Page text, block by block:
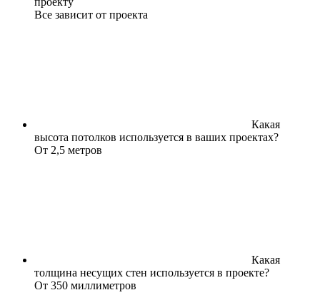
Все зависит от проекта
Какая
высота потолков используется в ваших проектах?
От 2,5 метров
Какая
толщина несущих стен используется в проекте?
От 350 миллиметров